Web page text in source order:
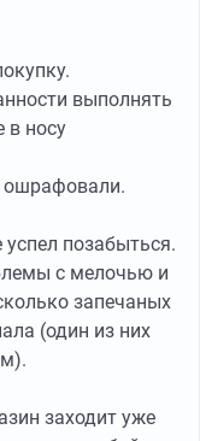
выполнять
в носу
ошрафовали.
позабыться.
с мелочью и
запечаных
(один из них
заходит уже